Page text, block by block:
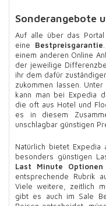
Sonderangebote
Auf alle über das
eine Bestpreisgarantie
einem anderen Online
der jeweilige
ihr dem dafür
zukommen lassen.
kann man bei Expedia
die oft aus Hotel und
es in diesem
unschlagbar günstigen
Natürlich bietet
besonders günstigen
Last Minute Optionen
entsprechende Rubrik
Viele weitere, zeitlich
gibt es auch im Sale